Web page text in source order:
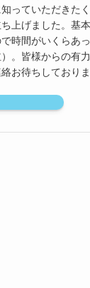
っていただきた
上げました。基
時間がいくらあ
。皆様からの有
お待ちしておりま